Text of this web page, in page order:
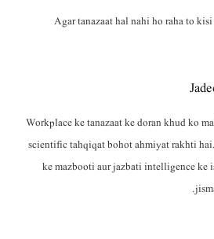
Agar tanazaat hal nahi ho raha to
Workplace ke tanazaat ke doran khud ko
scientific tahqiqat bohot ahmiyat rakhti
ke mazbooti aur jazbati intelligence ke